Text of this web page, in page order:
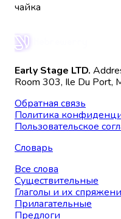
чайка
Early Stage LTD.
Room 303, Ile Du Port,
Обратная связь
Политика
Пользовательское
Словарь
Все слова
Существительные
Глаголы и их
Прилагательные
Предлоги